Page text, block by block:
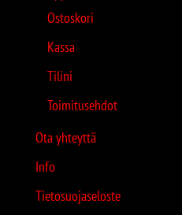
Ostoskori
Kassa
Tilini
Toimitusehdot
Ota yhteyttä
Info
Tietosuojaseloste